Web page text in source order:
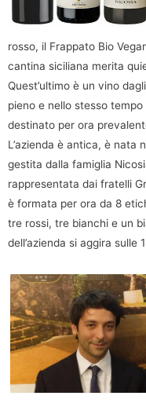
rosso, il Frappato Bio
cantina siciliana merita
Quest’ultimo è un vino
pieno e nello stesso
destinato per ora
L’azienda è antica, è nata
gestita dalla famiglia
rappresentata dai fratelli
è formata per ora da 8
tre rossi, tre bianchi e un
dell’azienda si aggira sulle